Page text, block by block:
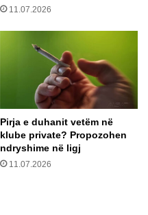
11.07.2026
Pirja e duhanit vetëm në
klube private? Propozohen
ndryshime në ligj
11.07.2026